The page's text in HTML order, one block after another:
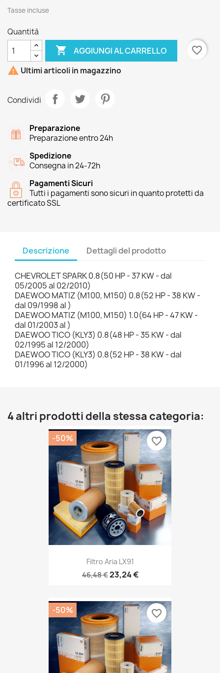
Tasse incluse
Quantità
 AGGIUNGI AL CARRELLO
favorite_border
 Ultimi articoli in magazzino
Condividi
Preparazione
Preparazione entro 24h
Spedizione
Consegna in 24-72h
Pagamenti Sicuri
Tutti i pagamenti sono sicuri in quanto protetti da
certificato SSL
Descrizione Dettagli del prodotto
CHEVROLET SPARK 0.8(50 HP - 37 KW - dal
05/2005 al 02/2010)
DAEWOO MATIZ (M100, M150) 0.8(52 HP - 38 KW -
dal 09/1998 al )
DAEWOO MATIZ (M100, M150) 1.0(64 HP - 47 KW -
dal 01/2003 al )
DAEWOO TICO (KLY3) 0.8(48 HP - 35 KW - dal
02/1995 al 12/2000)
DAEWOO TICO (KLY3) 0.8(52 HP - 38 KW - dal
01/1996 al 12/2000)
4 altri prodotti della stessa categoria:
Filtro Aria LX91
46,48 €23,24 €
-50% favorite_border
-50% favorite_border